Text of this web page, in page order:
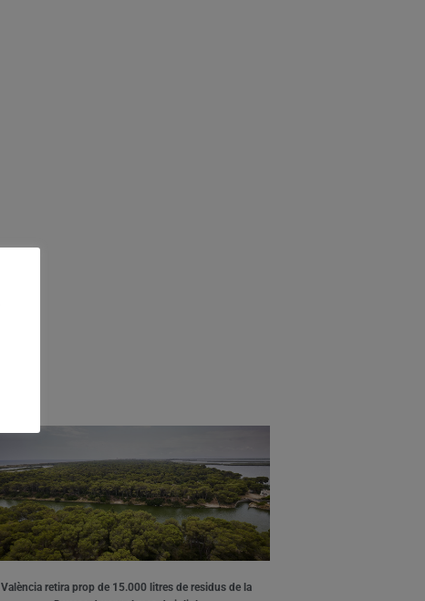
València retira prop de 15.000 litres de residus de la